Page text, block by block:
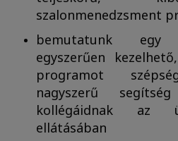
szalonmenedzsment
bemutatunk
egyszerűen
programot
nagyszerű
kollégáidnak az
ellátásában